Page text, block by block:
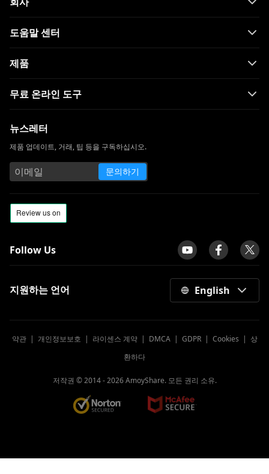
도움말 센터
제품
무료 온라인 도구
뉴스레터
제품 업데이트, 거래, 팁 등을 구독하십시오.
문의하기
Follow Us
지원하는 언어 English
약관| 개인정보보호 | 라이센스 계약| DMCA| GDPR| Cookies | 상
환하다
저작권 © 2014 -2026AmoyShare. 모든 권리 소유.